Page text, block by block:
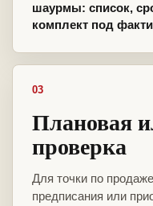
шаурмы: список,
комплект под
03
Плановая
проверка
Для точки по
предписания или